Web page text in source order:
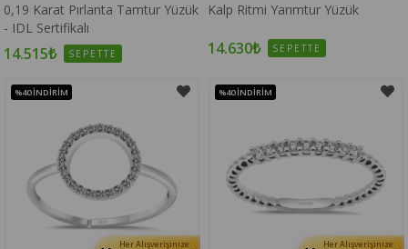
0,19 Karat Pırlanta Tamtur Yüzük
- IDL Sertifikalı
14.515₺ SEPETTE
Kalp Ritmi Yarımtur Yüzük
14.630₺ SEPETTE
Her Alışverişinize
%40İNDIRIM
Her Alışverişinize
%40İNDIRIM